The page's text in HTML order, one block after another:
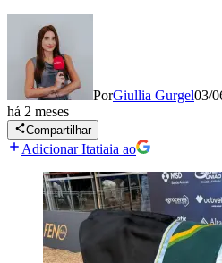
PorGiullia Gurgel03/
há 2 meses
Compartilhar
Adicionar Itatiaia ao